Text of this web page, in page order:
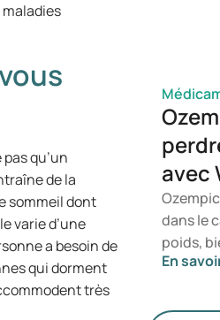
maladies
qu’un
de la
sommeil dont
varie d’une
a besoin de
qui dorment
très
avec
dans le
poids,
pour le
En